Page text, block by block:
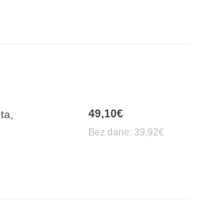
49,10€
Bez dane: 39,92€